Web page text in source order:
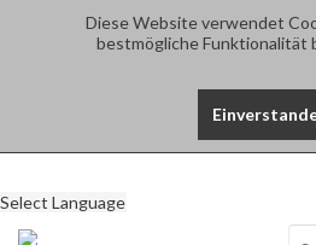
Diese Website verwendet
bestmögliche Funktionalität
Select Language